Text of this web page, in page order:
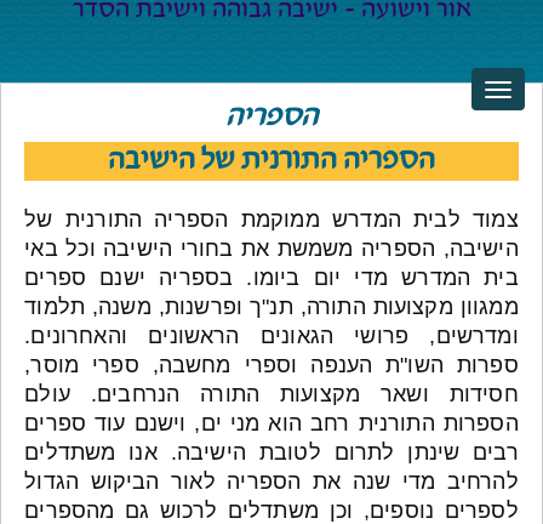
הספריה
הספריה התורנית של הישיבה
צמוד לבית המדרש ממוקמת הספריה התורנית של
הישיבה, הספריה משמשת את בחורי הישיבה וכל באי
בית המדרש מדי יום ביומו. בספריה ישנם ספרים
ממגוון מקצועות התורה, תנ"ך ופרשנות, משנה, תלמוד
ומדרשים, פרושי הגאונים הראשונים והאחרונים.
ספרות השו"ת הענפה וספרי מחשבה, ספרי מוסר,
חסידות ושאר מקצועות התורה הנרחבים. עולם
הספרות התורנית רחב הוא מני ים, וישנם עוד ספרים
רבים שינתן לתרום לטובת הישיבה. אנו משתדלים
להרחיב מדי שנה את הספריה לאור הביקוש הגדול
לספרים נוספים, וכן משתדלים לרכוש גם מהספרים